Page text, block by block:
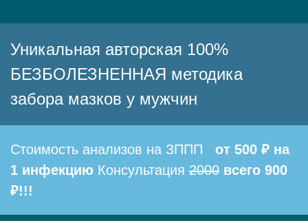
Уникальная авторская 100%
БЕЗБОЛЕЗНЕННАЯ методика
забора мазков у мужчин
Стоимость анализов на ЗППП
от 500 ₽ на
1 инфекцию Консультация 2000 всего 900
₽!!!